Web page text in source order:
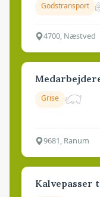
Godstransport
4700, Næstved
Grise
9681, Ranum
Kalvepasser